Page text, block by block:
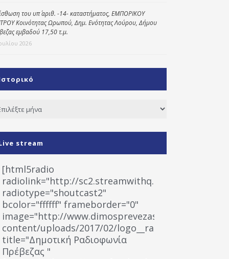
του υπ΄ αριθ. -14- καταστήματος, ΕΜΠΟΡΙΚΟΥ
Κοινότητας Ωρωπού, Δημ. Ενότητας Λούρου, Δήμου
εμβαδού 17,50 τ.μ.
2026
stream
[html5radio
radiolink="http://sc2.streamwithq.com:8028/
radiotype="shoutcast2"
bcolor="ffffff" frameborder="0"
image="http://www.dimosprevezas.gr/wp-
content/uploads/2017/02/logo__radiofonias.jpg"
title="Δημοτική Ραδιοφωνία
Πρέβεζας "